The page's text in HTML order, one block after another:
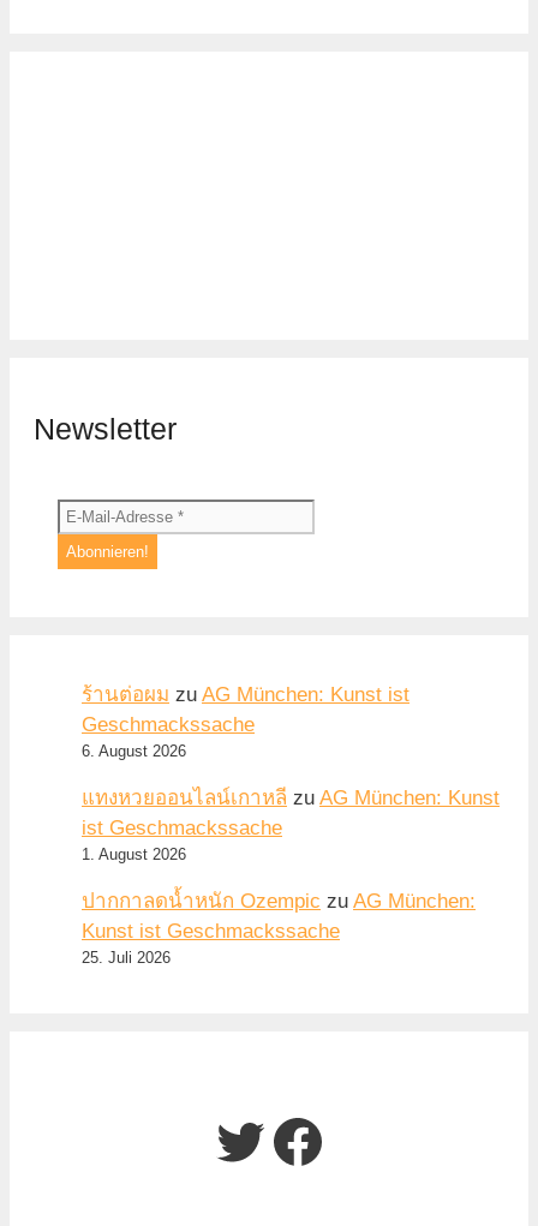
Newsletter
ร้านต่อผม zu AG München: Kunst ist
Geschmackssache
6. August 2026
แทงหวยออนไลน์เกาหลี zu AG München: Kunst
ist Geschmackssache
1. August 2026
ปากกาลดน้ำหนัก Ozempic zu AG München:
Kunst ist Geschmackssache
25. Juli 2026
Twitter
Facebook